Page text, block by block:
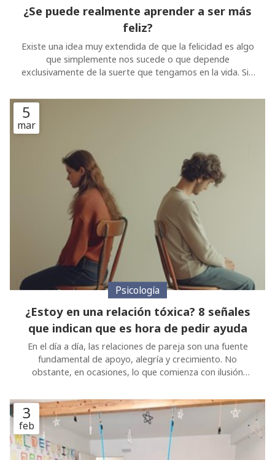
Existe una idea muy extendida de que la felicidad es algo
que simplemente nos sucede o que depende
exclusivamente de la suerte que tengamos en la vida. Sin
embargo, los últimos avances en psicología positiva
demuestran que el bienestar emocional se parece mucho
más a una habilidad que se entrena que a un billete de
quédate en este artículo: desde Psicologuiños, tu centro
de psicología en Tui, te vamos a contar que la satisfacción
vital no es un destino estático, sino un camino que puedes
mar
¿Estoy en una relación tóxica? 8 señales
que indican que es hora de pedir ayuda
Psicología
En el día a día, las relaciones de pareja son una fuente
fundamental de apoyo, alegría y crecimiento. No
obstante, en ocasiones, lo que comienza con ilusión
puede transformarse en un vínculo que, lejos de
enriquecernos, nos consume y nos daña emocionalmente.
Si te has preguntado si tu relación podría ser una de esas
reflexionar. El primer paso para buscar una solución es la
conciencia, por eso desde Psicologuiños, centro de
psicología en Tui, queremos ayudarte a descubrir las
señales de alerta. Guía para saber detectar si estás
feb